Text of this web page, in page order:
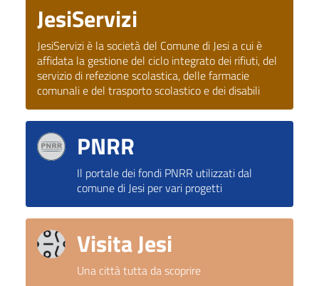
JesiServizi
JesiServizi è la società del Comune di Jesi a cui è
affidata la gestione del ciclo integrato dei rifiuti, del
servizio di refezione scolastica, delle farmacie
comunali e del trasporto scolastico e dei disabili
PNRR
Il portale dei fondi PNRR utilizzati dal
comune di Jesi per vari progetti
Visita Jesi
Una città tutta da scoprire